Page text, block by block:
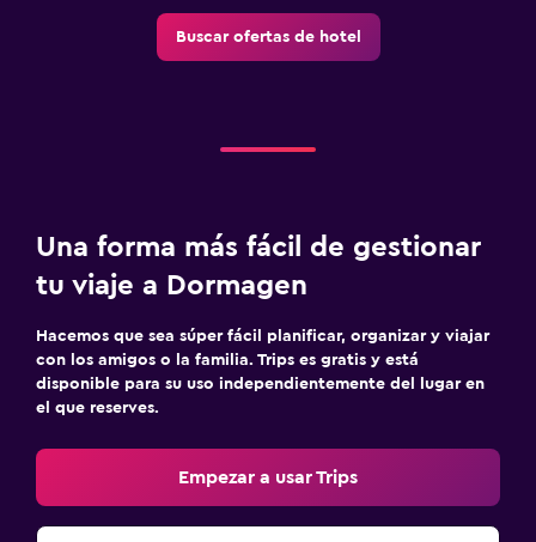
Buscar ofertas de hotel
Una forma más fácil de gestionar
tu viaje a Dormagen
Hacemos que sea súper fácil planificar, organizar y viajar
con los amigos o la familia. Trips es gratis y está
disponible para su uso independientemente del lugar en
el que reserves.
Empezar a usar Trips